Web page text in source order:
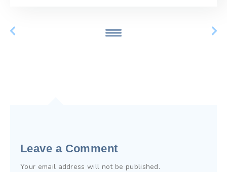
Leave a Comment
Your email address will not be published.